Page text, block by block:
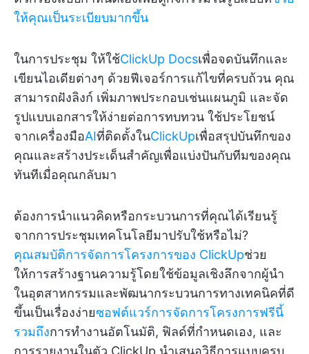
ให้คุณเป็นระเบียบมากขึ้น
ในการประชุม ให้ใช้ClickUp Docsเพื่อจดบันทึกและ
เขียนไอเดียต่างๆ ด้วยฟีเจอร์การแก้ไขที่ครบถ้วน คุณ
สามารถฝังลิงก์ เพิ่มภาพประกอบเช่นแผนภูมิ และจัด
รูปแบบเอกสารให้ง่ายต่อการทบทวน ใช้ประโยชน์
จากเครื่องมือAIที่ติดตั้งในClickUpเพื่อสรุปบันทึกของ
คุณและสร้างประเด็นสำคัญเพื่อแบ่งปันกับทีมของคุณ
ทันทีเมื่อคุณกลับมา
ต้องการนำแนวคิดหรือกระบวนการที่คุณได้เรียนรู้
จากการประชุมเทคโนโลยีมาปรับใช้หรือไม่?
คุณสมบัติการจัดการโครงการของ ClickUpช่วย
ให้การสร้างฐานความรู้โดยใช้ข้อมูลเชิงลึกจากผู้นำ
ในอุตสาหกรรมและพัฒนากระบวนการทางเทคนิคที่ดี
ขึ้นเป็นเรื่องง่ายซอฟต์แวร์การจัดการโครงการฟรีนี้
รวมถึงการทำงานอัตโนมัติ, ฟิลด์ที่กำหนดเอง, และ